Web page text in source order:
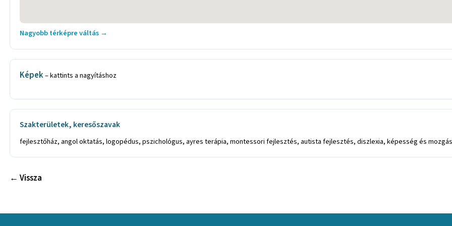
Nagyobb térképre váltás →
Képek– kattints a nagyításhoz
Szakterületek, keresőszavak
fejlesztőház, angol oktatás, logopédus, pszichológus, ayres terápia, montessori fejlesztés, autista fejlesztés, diszlexia, képesség és
← Vissza